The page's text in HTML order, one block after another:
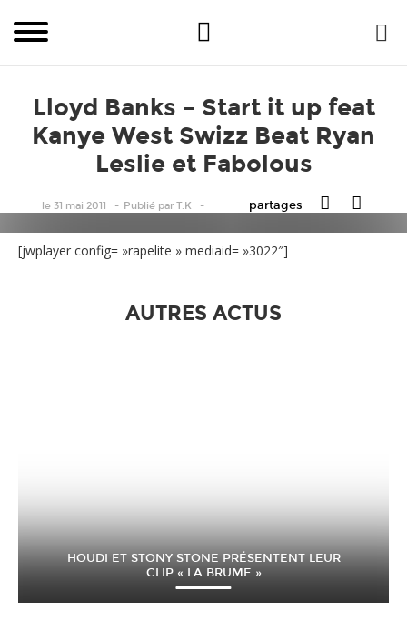
Lloyd Banks – Start it up feat
Kanye West Swizz Beat Ryan
Leslie et Fabolous
le 31 mai 2011 Publiépar T.K partages
[jwplayer config= »rapelite » mediaid= »3022″]
AUTRES ACTUS
HOUDI ET STONY STONE PRÉSENTENT LEUR
CLIP « LA BRUME »